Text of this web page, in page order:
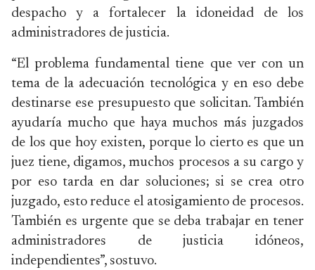
despacho y a fortalecer la idoneidad de los
administradores de justicia.
“El problema fundamental tiene que ver con un
tema de la adecuación tecnológica y en eso debe
destinarse ese presupuesto que solicitan. También
ayudaría mucho que haya muchos más juzgados
de los que hoy existen, porque lo cierto es que un
juez tiene, digamos, muchos procesos a su cargo y
por eso tarda en dar soluciones; si se crea otro
juzgado, esto reduce el atosigamiento de procesos.
También es urgente que se deba trabajar en tener
administradores de justicia idóneos,
independientes”, sostuvo.